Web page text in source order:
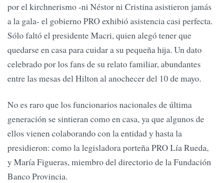
por el kirchnerismo -ni Néstor ni Cristina asistieron jamás
a la gala- el gobierno PRO exhibió asistencia casi perfecta.
Sólo faltó el presidente Macri, quien alegó tener que
quedarse en casa para cuidar a su pequeña hija. Un dato
celebrado por los fans de su relato familiar, abundantes
entre las mesas del Hilton al anochecer del 10 de mayo.
No es raro que los funcionarios nacionales de última
generación se sintieran como en casa, ya que algunos de
ellos vienen colaborando con la entidad y hasta la
presidieron: como la legisladora porteña PRO Lía Rueda,
y María Figueras, miembro del directorio de la Fundación
Banco Provincia.